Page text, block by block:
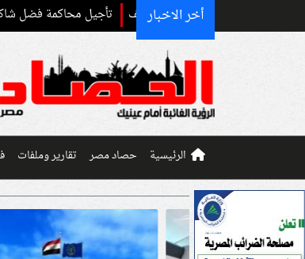
أخر الاخبار
تأجيل محاكمة فضل شاكر أمام
الرئيسية حصاد مصر تقارير وملفات